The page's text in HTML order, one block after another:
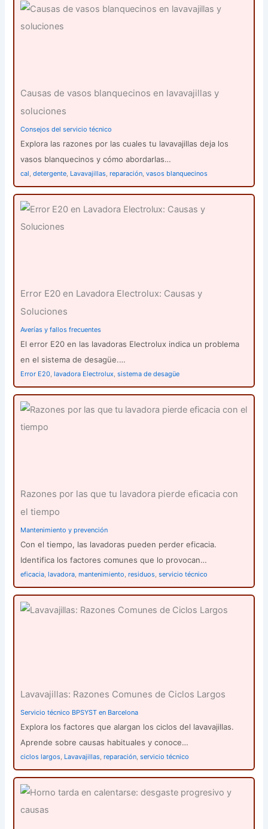
Causas de vasos blanquecinos en lavavajillas y
soluciones
Consejos del servicio técnico
Explora las razones por las cuales tu lavavajillas deja los
vasos blanquecinos y cómo abordarlas…
cal,detergente, Lavavajillas,reparación,vasos blanquecinos
Error E20 en Lavadora Electrolux: Causas y
Soluciones
Averías y fallos frecuentes
El error E20 en las lavadoras Electrolux indica un problema
en el sistema de desagüe.…
Error E20,lavadora Electrolux,sistema de desagüe
Razones por las que tu lavadora pierde eficacia con
el tiempo
Mantenimiento y prevención
Con el tiempo, las lavadoras pueden perder eficacia.
Identifica los factores comunes que lo provocan…
eficacia ,lavadora ,mantenimiento ,residuos ,servicio técnico
Lavavajillas: Razones Comunes de Ciclos Largos
Servicio técnico BPSYST en Barcelona
Explora los factores que alargan los ciclos del lavavajillas.
Aprende sobre causas habituales y conoce…
ciclos largos Lavavajillas ,reparación ,servicio técnico